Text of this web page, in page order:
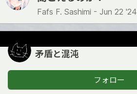
Fafs F. Sashimi - Jun 22 '24
矛盾と混沌
フォロー